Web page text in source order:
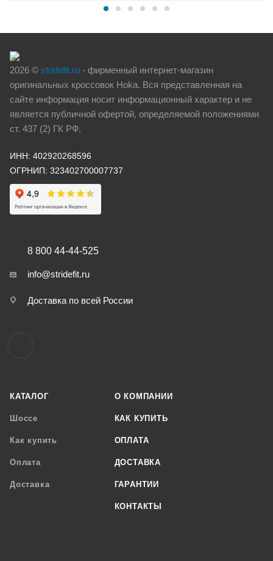
2026 © stridefit.ru - фирменный интернет-магазин
оригинальных кроссовок Hoka. Вся представленная на
сайте информация носит информационный характер и не
является публичной офертой, определяемой положениями
ст. 437 (2) ГК РФ.
ИНН: 402920268596
ОГРНИП: 323402700007737
КАТАЛОГ
Шоссе
Как купить
Оплата
Доставка
О КОМПАНИИ
КАК КУПИТЬ
ОПЛАТА
ДОСТАВКА
ГАРАНТИИ
КОНТАКТЫ
8 800 44-44-525
info@stridefit.ru
Доставка по всей России